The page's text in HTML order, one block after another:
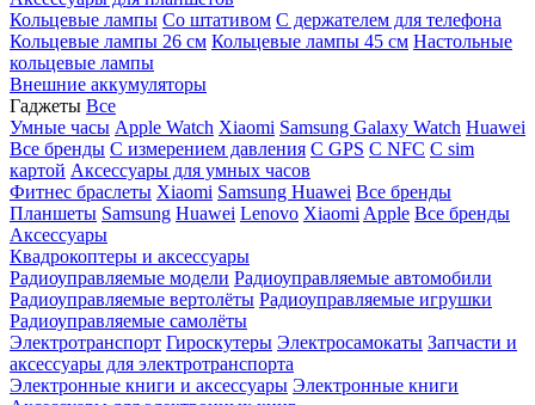
Кольцевые лампы Со штативом C держателем для телефона
Кольцевые лампы 26 см Кольцевые лампы 45 см Настольные
кольцевые лампы
Внешние аккумуляторы
Гаджеты Все
Умные часы Apple Watch Xiaomi Samsung Galaxy Watch Huawei
Все бренды C измерением давления C GPS C NFC C sim
картой Аксессуары для умных часов
Фитнес браслеты Xiaomi Samsung Huawei Все бренды
Планшеты Samsung Huawei Lenovo Xiaomi Apple Все бренды
Аксессуары
Квадрокоптеры и аксессуары
Радиоуправляемые модели Радиоуправляемые автомобили
Радиоуправляемые вертолёты Радиоуправляемые игрушки
Радиоуправляемые самолёты
Электротранспорт Гироскутеры Электросамокаты Запчасти и
аксессуары для электротранспорта
Электронные книги и аксессуары Электронные книги